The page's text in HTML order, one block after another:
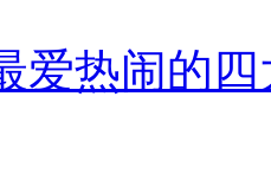
爱热闹的